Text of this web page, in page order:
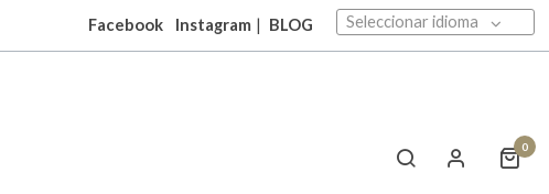
Facebook Instagram | BLOG Seleccionar idioma
0